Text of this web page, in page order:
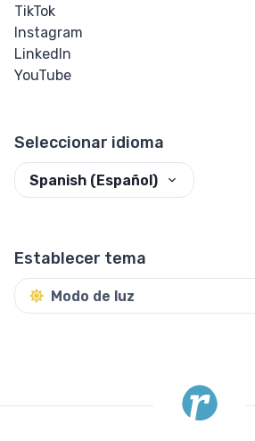
Transform
Perspectiva
Inclinar
Trasladar
Input
Botón de
Checkbox y
TikTok
Instagram
LinkedIn
YouTube
Seleccionar idioma
Spanish (Español)
Establecer tema
Modo de luz